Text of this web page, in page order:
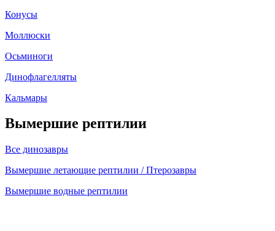
Конусы
Моллюски
Осьминоги
Динофлагелляты
Кальмары
Вымершие рептилии
Все динозавры
Вымершие летающие рептилии / Птерозавры
Вымершие водные рептилии